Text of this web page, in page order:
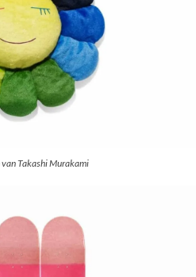
van Takashi Murakami